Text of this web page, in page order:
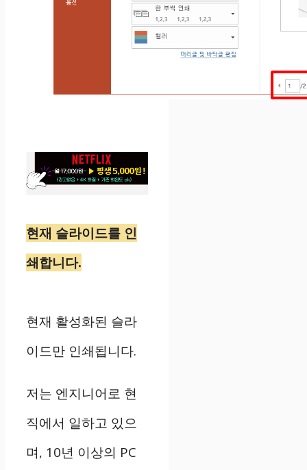
현재 슬라이드를 인
쇄합니다.
현재 활성화된 슬라
이드만 인쇄됩니다.
저는 엔지니어로 현
직에서 일하고 있으
며, 10년 이상의 PC